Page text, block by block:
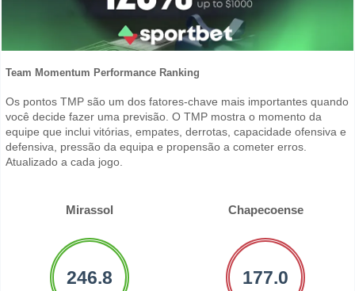
Team Momentum Performance Ranking
Os pontos TMP são um dos fatores-chave mais importantes quando
você decide fazer uma previsão. O TMP mostra o momento da
equipe que inclui vitórias, empates, derrotas, capacidade ofensiva e
defensiva, pressão da equipa e propensão a cometer erros.
Atualizado a cada jogo.
Mirassol Chapecoense
246.8 177.0